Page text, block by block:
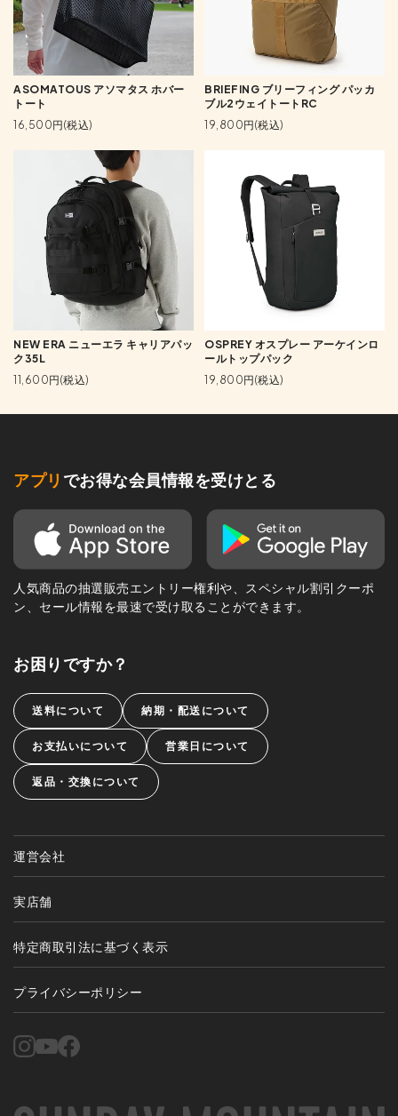
ASOMATOUS アソマタス ホバー
トート
16,500円(税込)
BRIEFING ブリーフィング パッカ
ブル2ウェイトートRC
19,800円(税込)
NEW ERA ニューエラ キャリアパッ
ク35L
11,600円(税込)
OSPREY オスプレー アーケインロ
ールトップパック
19,800円(税込)
アプリ でお得な会員情報を受けとる
人気商品の抽選販売エントリー権利や、スペシャル割引クーポ
ン、セール情報を最速で受け取ることができます。
お困りですか？
送料について 納期・配送について
お支払いについて 営業日について
返品・交換について
運営会社
実店舗
特定商取引法に基づく表示
プライバシーポリシー